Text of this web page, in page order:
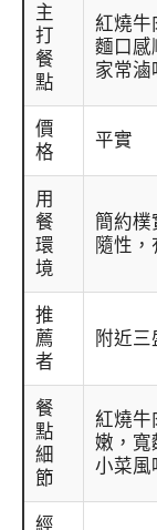
主
打
餐
點
紅燒牛
麵口感
家常滷
價
格
平實
用
餐
環
境
簡約樸
隨性，
推
薦
者
附近
餐
點
細
節
紅燒牛
嫩，寬
小菜風
經